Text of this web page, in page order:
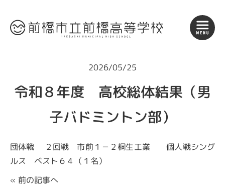
2026/05/25
令和８年度 高校総体結果（男
子バドミントン部）
団体戦 ２回戦 市前１－２桐生工業 個人戦シング
ルス ベスト６４（１名）
« 前の記事へ